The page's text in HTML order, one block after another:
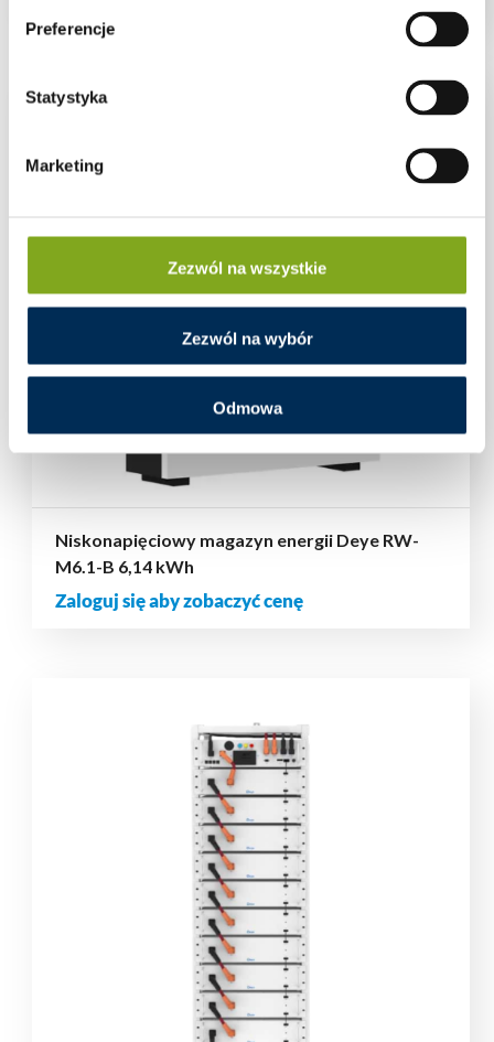
Preferencje
Statystyka
Marketing
Zezwól na wszystkie
Zezwól na wybór
Odmowa
Niskonapięciowy magazyn energii Deye RW-
M6.1-B 6,14 kWh
Zaloguj się aby zobaczyć cenę